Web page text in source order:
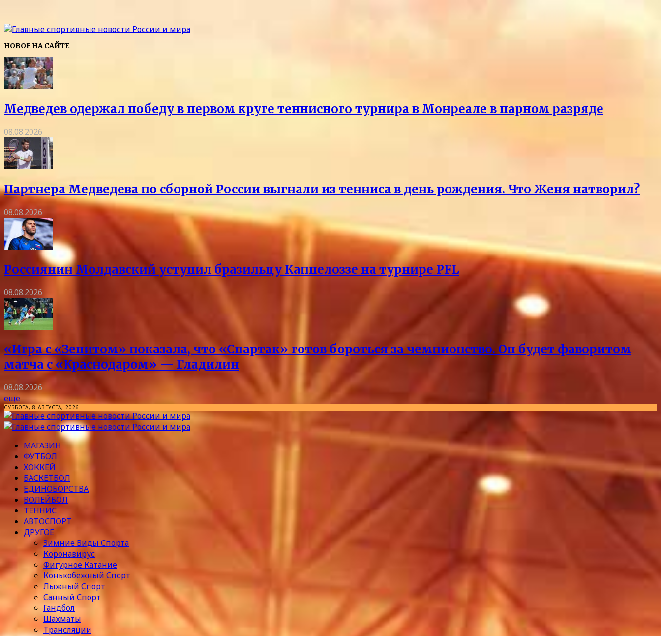
НОВОЕ НА САЙТЕ
Медведев одержал победу в первом круге теннисного турнира в Монреале в парном разряде
08.08.2026
Партнера Медведева по сборной России выгнали из тенниса в день рождения. Что Женя натворил?
08.08.2026
Россиянин Молдавский уступил бразильцу Каппелоззе на турнире PFL
08.08.2026
«Игра с «Зенитом» показала, что «Спартак» готов бороться за чемпионство. Он будет фаворитом
матча с «Краснодаром» — Гладилин
08.08.2026
еще
СУББОТА, 8 АВГУСТА, 2026
МАГАЗИН
ФУТБОЛ
ХОККЕЙ
БАСКЕТБОЛ
ЕДИНОБОРСТВА
ВОЛЕЙБОЛ
ТЕННИС
АВТОСПОРТ
ДРУГОЕ
Зимние Виды Спорта
Коронавирус
Фигурное Катание
Конькобежный Спорт
Лыжный Спорт
Санный Спорт
Гандбол
Шахматы
Трансляции